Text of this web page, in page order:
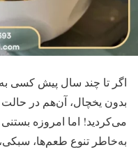
اگر تا چند سال پیش کسی
بدون یخچال، آن‌هم در
می‌کردید! اما امروزه
به‌خاطر تنوع طعم‌ها،